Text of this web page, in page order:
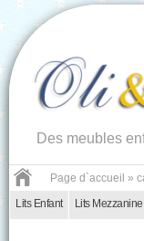
Des meubles
Page d`accueil »
Lits Enfant
Lits